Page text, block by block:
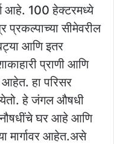
आहे. 100 हेक्टरमध्ये
सीमेवरील
आणि इतर
प्राणी आणि
आहेत. हा परिसर
येतो. हे जंगल औषधी
घर आहे आणि
मार्गावर आहेत.असे